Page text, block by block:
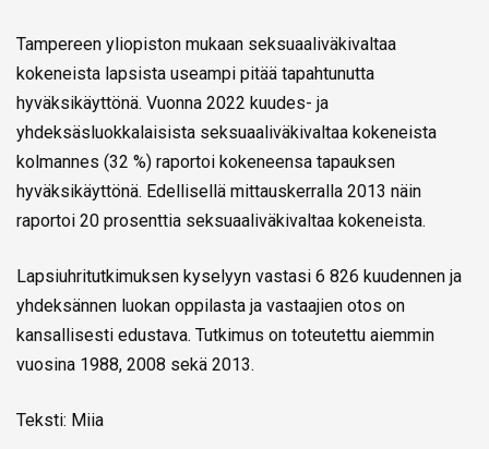
Tampereen yliopiston mukaan seksuaaliväkivaltaa
kokeneista lapsista useampi pitää tapahtunutta
hyväksikäyttönä. Vuonna 2022 kuudes- ja
yhdeksäsluokkalaisista seksuaaliväkivaltaa kokeneista
kolmannes (32 %) raportoi kokeneensa tapauksen
hyväksikäyttönä. Edellisellä mittauskerralla 2013 näin
raportoi 20 prosenttia seksuaaliväkivaltaa kokeneista.
Lapsiuhritutkimuksen kyselyyn vastasi 6 826 kuudennen ja
yhdeksännen luokan oppilasta ja vastaajien otos on
kansallisesti edustava. Tutkimus on toteutettu aiemmin
vuosina 1988, 2008 sekä 2013.
Teksti: Miia